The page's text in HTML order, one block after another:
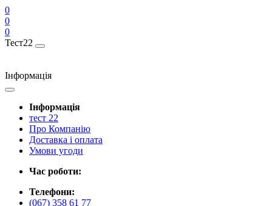
0
0
0
Тест22
Інформація
Інформація
тест 22
Про Компанію
Доставка і оплата
Умови угоди
Час роботи:
Телефони:
(067) 358 61 77